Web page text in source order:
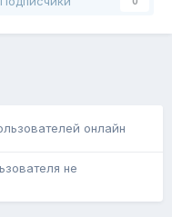
онлайн
не